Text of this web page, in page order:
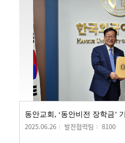
동안교회, ‘동안비전 장학금’
2025.06.26 발전협력팀 8100